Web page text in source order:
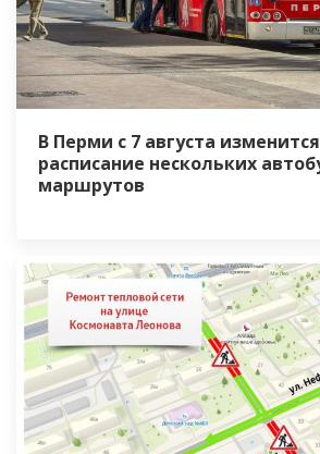
В Перми с 7 августа
расписание нескольких
маршрутов